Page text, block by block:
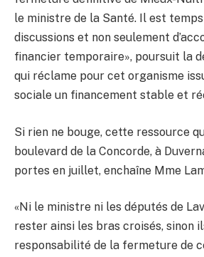
le ministre de la Santé. Il est
discussions et non seulement
financier temporaire», poursuit la
qui réclame pour cet organisme
sociale un financement stable et
Si rien ne bouge, cette ressource
boulevard de la Concorde, à
portes en juillet, enchaîne Mme
«Ni le ministre ni les députés de
rester ainsi les bras croisés, sinon
responsabilité de la fermeture de